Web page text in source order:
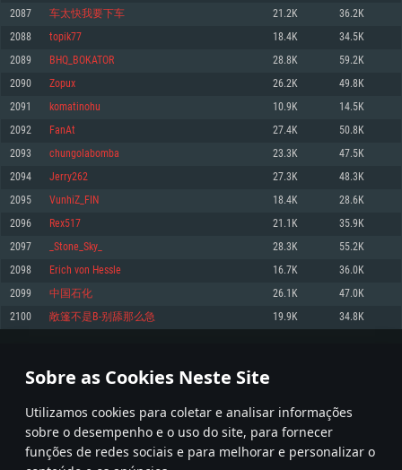
Sobre as Cookies Neste Site
Utilizamos cookies para coletar e analisar informações
sobre o desempenho e o uso do site, para fornecer
funções de redes sociais e para melhorar e personalizar o
Mínimo
Sistema Operativo: Windows 10 (64 bit)
Processador: Dual-Core 2.2 GHz
Memória: 4GB
Placa Gráfica: Placa com DirectX 11: AMD Radeon 77XX / NVIDIA GeForce
GTX 660. Resolução mínima suportada: 720p
Network: Internet de banda larga.
Disco: 23,1 GB
Recomendado
superior, Radeon RX 570 ou superior
Disco: 75,9 GB
Mínimo
Sistema Operativo: Mac OS Big Sur 11.0 ou versão mais recente
Processador: Core i5 2.2GHz mínimo (Intel Xeon não suportado)
Memória: 6 GB
Placa Gráfica: Intel Iris Pro 5200 (Mac), equivalentes AMD/Nvidia para Mac.
Resolução mínima suportada: 720p com suporte Metal.
Network: Internet de banda larga.
Disco: 21,5 GB
Recomendado
Network: Internet de banda larga.
Mínimo
Sistema Operativo: Distribuições mais modernas do Linux de 64bit
Processador: Dual-Core 2.4 GHz
Memória: 4 GB
Placa Gráfica: NVIDIA 660 com os drivers mais recentes (não mais de 6
meses) / equivalentes AMD com os drivers mais recentes com suporte
Vulkan (não mais de 6 meses); Resolução mínima suportada: 720p.
Network: Internet de banda larga.
Disco: 21,5 GB
Recomendado
Sistema Operativo: Ubuntu 20.04 64bit
Processador: Intel Core i7
Memória: 16 GB
Placa Gráfica: NVIDIA 1060 com os drivers mais recentes (não mais de 6
meses) / equivalentes AMD (Radeon RX 570) com os drivers mais recentes
Network: Internet de banda larga.
2087 车太快我要下车 21.2K 36.2K
2088 topik77 18.4K 34.5K
2089 BHQ_BOKATOR 28.8K 59.2K
2090 Zopux 26.2K 49.8K
2091 komatinohu 10.9K 14.5K
2092 FanAt 27.4K 50.8K
2093 chungolabomba 23.3K 47.5K
2094 Jerry262 27.3K 48.3K
2095 VunhiZ_FIN 18.4K 28.6K
2096 Rex517 21.1K 35.9K
2097 _Stone_Sky_ 28.3K 55.2K
2098 Erich von Hessle 16.7K 36.0K
2099 中国石化 26.1K 47.0K
2100 敞篷不是B-别舔那么急 19.9K 34.8K